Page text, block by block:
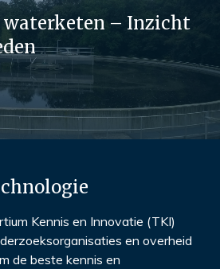
waterketen – Inzicht
Kennis en Innovatie (TKI)
en overheid
de beste kennis en